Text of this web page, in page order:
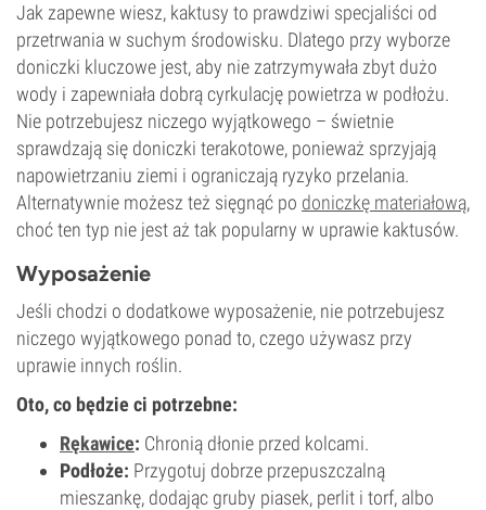
Jak zapewne wiesz, kaktusy to prawdziwi specjaliści od
przetrwania w suchym środowisku. Dlatego przy wyborze
doniczki kluczowe jest, aby nie zatrzymywała zbyt dużo
wody i zapewniała dobrą cyrkulację powietrza w podłożu.
Nie potrzebujesz niczego wyjątkowego – świetnie
sprawdzają się doniczki terakotowe, ponieważ sprzyjają
napowietrzaniu ziemi i ograniczają ryzyko przelania.
Alternatywnie możesz też sięgnąć po doniczkę materiałową,
choć ten typ nie jest aż tak popularny w uprawie kaktusów.
Wyposażenie
Jeśli chodzi o dodatkowe wyposażenie, nie potrzebujesz
niczego wyjątkowego ponad to, czego używasz przy
uprawie innych roślin.
Oto, co będzie ci potrzebne:
Rękawice: Chronią dłonie przed kolcami.
Podłoże: Przygotuj dobrze przepuszczalną
mieszankę, dodając gruby piasek, perlit i torf, albo